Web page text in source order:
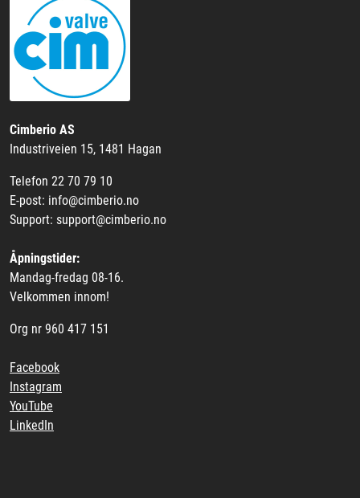
Cimberio AS
Industriveien 15, 1481 Hagan
Telefon 22 70 79 10
E-post: info@cimberio.no
Support: support@cimberio.no
Åpningstider:
Mandag-fredag 08-16.
Velkommen innom!
Org nr 960 417 151
Facebook
Instagram
YouTube
LinkedIn